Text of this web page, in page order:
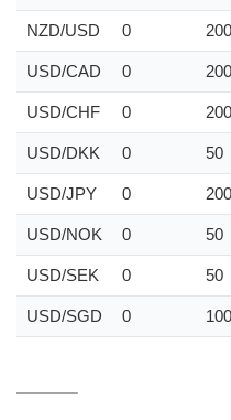
NZD/USD 0 200
USD/CAD 0 200
USD/CHF 0 200
USD/DKK 0 50
USD/JPY 0 200
USD/NOK 0 50
USD/SEK 0 50
USD/SGD 0 100